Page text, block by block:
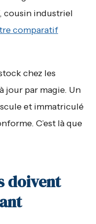
cousin industriel
comparatif
chez les
jour par magie. Un
et immatriculé
C’est là que
doivent